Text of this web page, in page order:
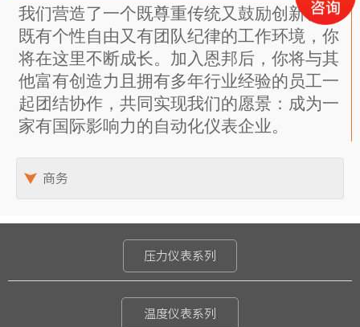
我们营造了一个既尊重传统又鼓励创新、
既有个性自由又有团队纪律的工作环境，你
将在这里不断成长。加入恩邦后，你将与其
他富有创造力且拥有多年行业经验的员工一
起团结协作，共同实现我们的愿景：成为一
家有国际影响力的自动化仪表企业。
 商务
月薪与公司福利：
底薪（3300~4200）+提成
五险一金、司龄补贴、假日红包、生日补贴、提供午餐或
餐补
压力仪表系列
温度仪表系列